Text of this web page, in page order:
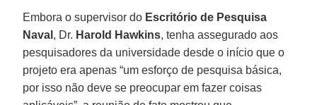
Embora o supervisor do Escritório de Pesquisa
Naval , Dr. Harold Hawkins, tenha assegurado aos
pesquisadores da universidade desde o início que o
projeto era apenas “um esforço de pesquisa básica,
por isso não deve se preocupar em fazer coisas